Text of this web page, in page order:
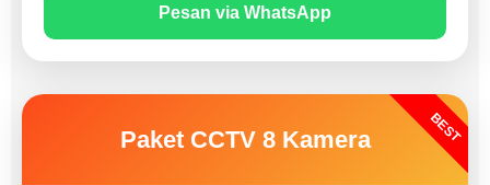
Pesan via WhatsApp
BEST
Paket CCTV 8 Kamera